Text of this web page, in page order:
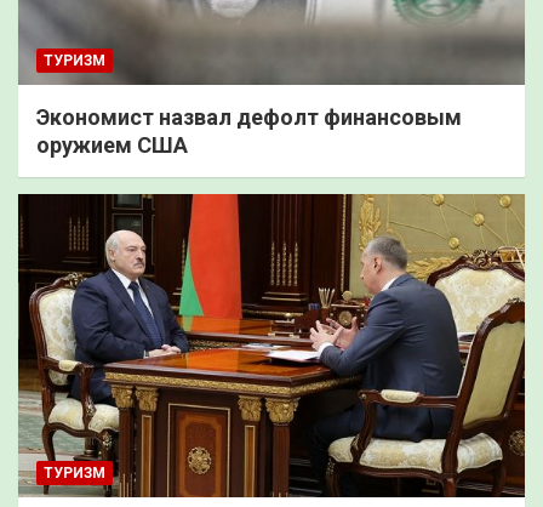
ТУРИЗМ
Экономист назвал дефолт финансовым
оружием США
ТУРИЗМ